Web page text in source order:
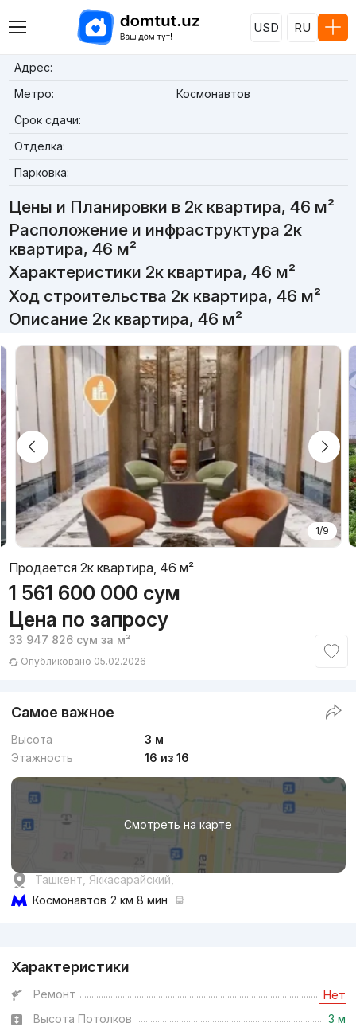
USD RU
Адрес:
Метро:
Космонавтов
Срок сдачи:
Отделка:
Парковка:
Цены и Планировки в 2к квартира, 46 м²
Расположение и инфраструктура 2к
квартира, 46 м²
Характеристики 2к квартира, 46 м²
Ход строительства 2к квартира, 46 м²
Описание 2к квартира, 46 м²
1/9
Продается 2к квартира, 46 м²
1 561 600 000 сум
Цена по запросу
33 947 826 сум за м²
Опубликовано 05.02.2026
Самое важное
Высота
3 м
Этажность
16 из 16
Смотреть на карте
Ташкент, Яккасарайский,
Космонавтов 2 км 8 мин
Характеристики
Ремонт Нет
Высота Потолков 3 м